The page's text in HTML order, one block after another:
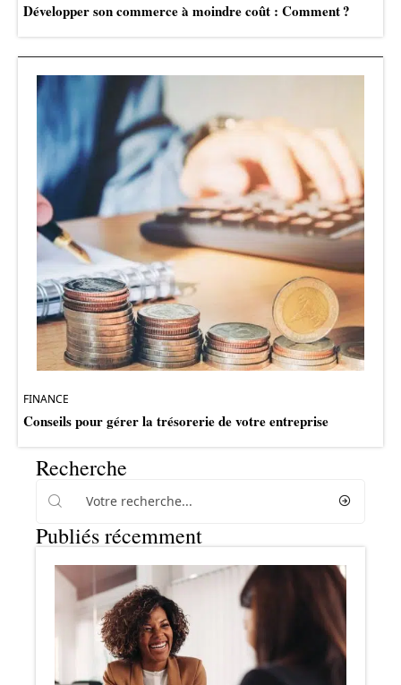
Développer son commerce à moindre coût : Comment ?
FINANCE
Conseils pour gérer la trésorerie de votre entreprise
Recherche
Publiés récemment